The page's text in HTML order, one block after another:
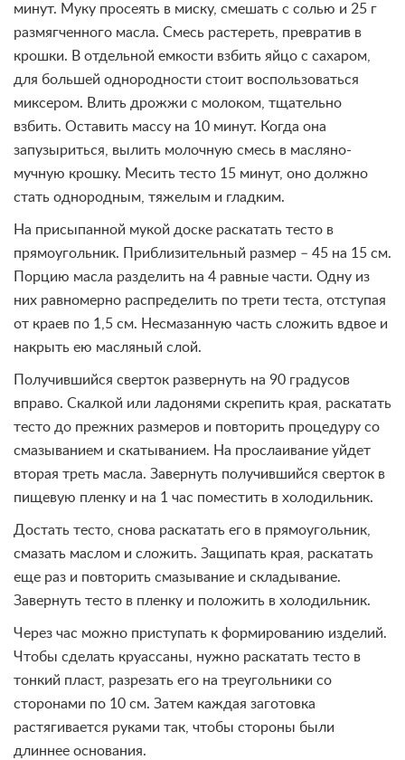
минут. Муку просеять в миску, смешать с солью и 25 г
размягченного масла. Смесь растереть, превратив в
крошки. В отдельной емкости взбить яйцо с сахаром,
для большей однородности стоит воспользоваться
миксером. Влить дрожжи с молоком, тщательно
взбить. Оставить массу на 10 минут. Когда она
запузыриться, вылить молочную смесь в масляно-
мучную крошку. Месить тесто 15 минут, оно должно
стать однородным, тяжелым и гладким.
На присыпанной мукой доске раскатать тесто в
прямоугольник. Приблизительный размер – 45 на 15 см.
Порцию масла разделить на 4 равные части. Одну из
них равномерно распределить по трети теста, отступая
от краев по 1,5 см. Несмазанную часть сложить вдвое и
накрыть ею масляный слой.
Получившийся сверток развернуть на 90 градусов
вправо. Скалкой или ладонями скрепить края, раскатать
тесто до прежних размеров и повторить процедуру со
смазыванием и скатыванием. На прослаивание уйдет
вторая треть масла. Завернуть получившийся сверток в
пищевую пленку и на 1 час поместить в холодильник.
Достать тесто, снова раскатать его в прямоугольник,
смазать маслом и сложить. Защипать края, раскатать
еще раз и повторить смазывание и складывание.
Завернуть тесто в пленку и положить в холодильник.
Через час можно приступать к формированию изделий.
Чтобы сделать круассаны, нужно раскатать тесто в
тонкий пласт, разрезать его на треугольники со
сторонами по 10 см. Затем каждая заготовка
растягивается руками так, чтобы стороны были
длиннее основания.